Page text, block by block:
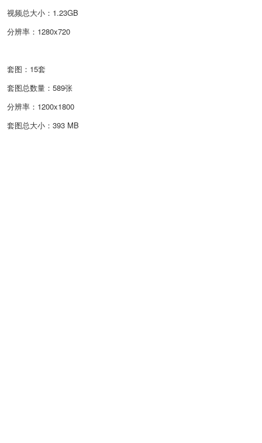
视频总大小：1.23GB
分辨率：1280x720
套图：15套
套图总数量：589张
分辨率：1200x1800
套图总大小：393 MB